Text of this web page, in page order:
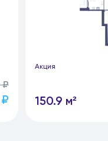
₽
Акция
150.9 м²